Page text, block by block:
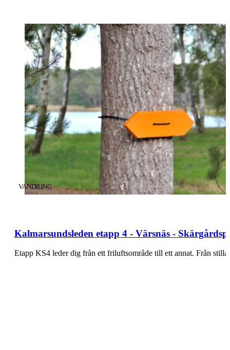
Kalmarsundsleden etapp 4 - Värsnäs -
KATEGORI:
VANDRING
Etapp KS4 leder dig från ett friluftsområde till ett annat. Från